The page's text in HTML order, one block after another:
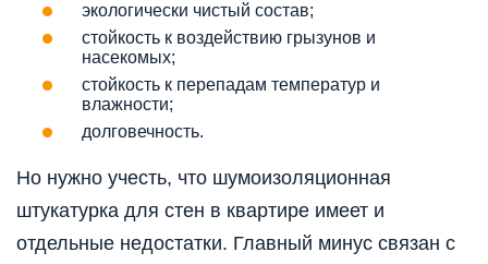
экологически чистый состав;
стойкость к воздействию грызунов и
насекомых;
стойкость к перепадам температур и
влажности;
долговечность.
Но нужно учесть, что шумоизоляционная
штукатурка для стен в квартире имеет и
отдельные недостатки. Главный минус связан с